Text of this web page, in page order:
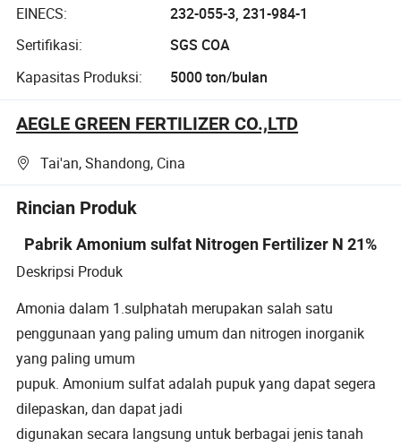
EINECS:
232-055-3, 231-984-1
Sertifikasi:
SGS COA
Kapasitas Produksi:
5000 ton/bulan
AEGLE GREEN FERTILIZER CO.,LTD
Tai'an, Shandong, Cina
Rincian Produk
Pabrik Amonium sulfat Nitrogen Fertilizer N 21%
Deskripsi Produk
Amonia dalam 1.sulphatah merupakan salah satu
penggunaan yang paling umum dan nitrogen inorganik
yang paling umum
pupuk. Amonium sulfat adalah pupuk yang dapat segera
dilepaskan, dan dapat jadi
digunakan secara langsung untuk berbagai jenis tanah